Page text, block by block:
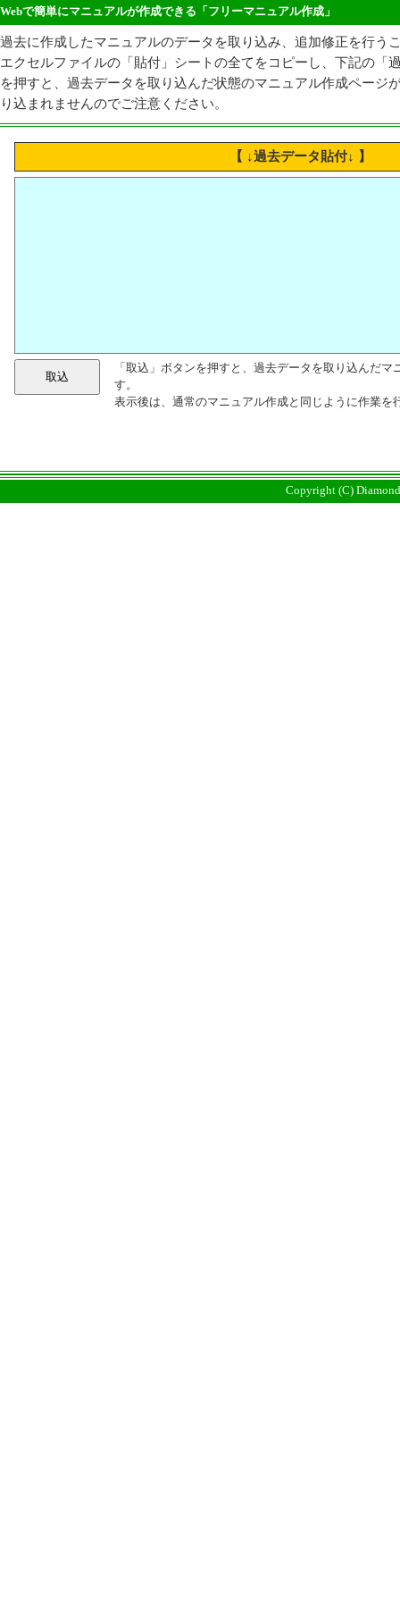
Webで簡単にマニュアルが作成できる「フリーマニュアル作成」
過去に作成したマニュアルのデータを取り込み、追加修正を行う
エクセルファイルの「貼付」シートの全てをコピーし、下記の
を押すと、過去データを取り込んだ状態のマニュアル作成ページ
り込まれませんのでご注意ください。
【 ↓過去データ貼付↓ 】
「取込」ボタンを押すと、過去データを取り込んだ
す。
表示後は、通常のマニュアル作成と同じように作業を
Copyright (C)